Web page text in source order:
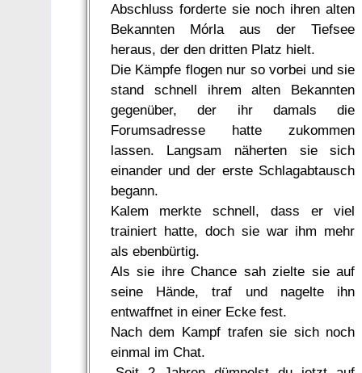
Abschluss forderte sie noch ihren alten
Bekannten Mórla aus der Tiefsee
heraus, der den dritten Platz hielt.
Die Kämpfe flogen nur so vorbei und sie
stand schnell ihrem alten Bekannten
gegenüber, der ihr damals die
Forumsadresse hatte zukommen
lassen. Langsam näherten sie sich
einander und der erste Schlagabtausch
begann.
Kalem merkte schnell, dass er viel
trainiert hatte, doch sie war ihm mehr
als ebenbürtig.
Als sie ihre Chance sah zielte sie auf
seine Hände, traf und nagelte ihn
entwaffnet in einer Ecke fest.
Nach dem Kampf trafen sie sich noch
einmal im Chat.